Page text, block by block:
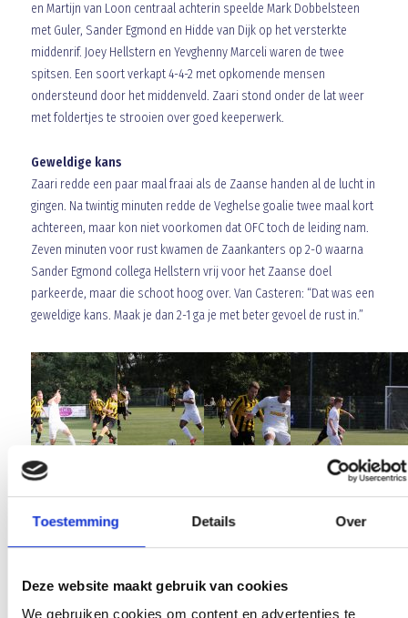
Toestemming Details Over
Deze website maakt gebruik van cookies
We gebruiken cookies om content en advertenties te
en Martijn van Loon centraal achterin speelde Mark Dobbelsteen
met Guler, Sander Egmond en Hidde van Dijk op het versterkte
middenrif. Joey Hellstern en Yevghenny Marceli waren de twee
spitsen. Een soort verkapt 4-4-2 met opkomende mensen
ondersteund door het middenveld. Zaari stond onder de lat weer
met foldertjes te strooien over goed keeperwerk.
Geweldige kans
Zaari redde een paar maal fraai als de Zaanse handen al de lucht in
gingen. Na twintig minuten redde de Veghelse goalie twee maal kort
achtereen, maar kon niet voorkomen dat OFC toch de leiding nam.
Zeven minuten voor rust kwamen de Zaankanters op 2-0 waarna
Sander Egmond collega Hellstern vrij voor het Zaanse doel
parkeerde, maar die schoot hoog over. Van Casteren: “Dat was een
geweldige kans. Maak je dan 2-1 ga je met beter gevoel de rust in.”
Gastheren
Hellstern en Martijn van Loon bleven in de kleedkamer achter waar
Loon, amper binnen de lijnen, kwam overigens goed weg met geel
waar rood had gekund. Twintig minuten voor tijd kwam Koen van